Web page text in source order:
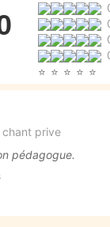
chant prive
pédagogue.